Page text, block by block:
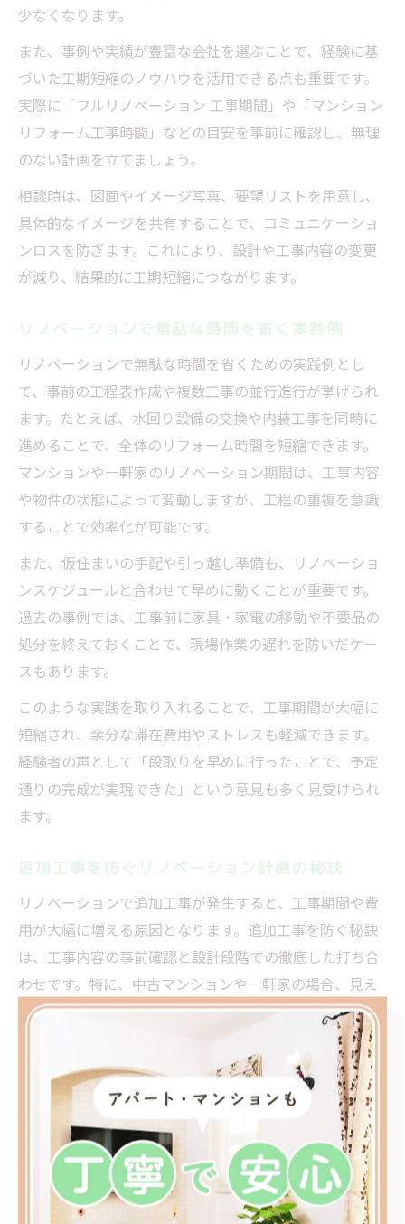
少なくなります。
また、事例や実績が豊富な会社を選ぶことで、経験に基
づいた工期短縮のノウハウを活用できる点も重要です。
実際に「フルリノベーション 工事期間」や「マンション
リフォーム工事時間」などの目安を事前に確認し、無理
のない計画を立てましょう。
相談時は、図面やイメージ写真、要望リストを用意し、
具体的なイメージを共有することで、コミュニケーショ
ンロスを防ぎます。これにより、設計や工事内容の変更
が減り、結果的に工期短縮につながります。
リノベーションで無駄な時間を省く実践例
リノベーションで無駄な時間を省くための実践例とし
て、事前の工程表作成や複数工事の並行進行が挙げられ
ます。たとえば、水回り設備の交換や内装工事を同時に
進めることで、全体のリフォーム時間を短縮できます。
マンションや一軒家のリノベーション期間は、工事内容
や物件の状態によって変動しますが、工程の重複を意識
することで効率化が可能です。
また、仮住まいの手配や引っ越し準備も、リノベーショ
ンスケジュールと合わせて早めに動くことが重要です。
過去の事例では、工事前に家具・家電の移動や不要品の
処分を終えておくことで、現場作業の遅れを防いだケー
スもあります。
このような実践を取り入れることで、工事期間が大幅に
短縮され、余分な滞在費用やストレスも軽減できます。
経験者の声として「段取りを早めに行ったことで、予定
通りの完成が実現できた」という意見も多く見受けられ
ます。
追加工事を防ぐリノベーション計画の秘訣
リノベーションで追加工事が発生すると、工事期間や費
用が大幅に増える原因となります。追加工事を防ぐ秘訣
は、工事内容の事前確認と設計段階での徹底した打ち合
わせです。特に、中古マンションや一軒家の場合、見え
ない部分の劣化や配管の老朽化など、目視できないリス
計画時には、現地調査の結果をもとに、必要な工事範囲
や設備の交換時期を明確にしておくことが重要です。さ
らに、工事内容ごとの費用やスケジュール、優先順位を
リストアップしておくことで、後からの変更や追加工事
を最小限に抑えられます。
経験豊富なリノベーション会社と綿密に相談し、過去の